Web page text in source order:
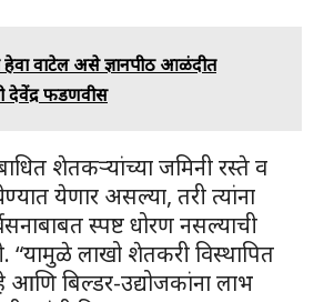
हेवा वाटेल असे ज्ञानपीठ आळंदीत
देवेंद्र फडणवीस
शेतकऱ्यांच्या जमिनी रस्ते व
येणार असल्या, तरी त्यांना
स्पष्ट धोरण नसल्याची
“यामुळे लाखो शेतकरी विस्थापित
आणि बिल्डर-उद्योजकांना लाभ